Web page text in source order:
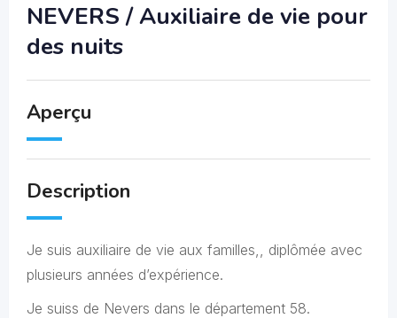
NEVERS / Auxiliaire de vie pour
des nuits
Aperçu
Description
Je suis auxiliaire de vie aux familles,, diplômée avec
plusieurs années d’expérience.
Je suiss de Nevers dans le département 58.